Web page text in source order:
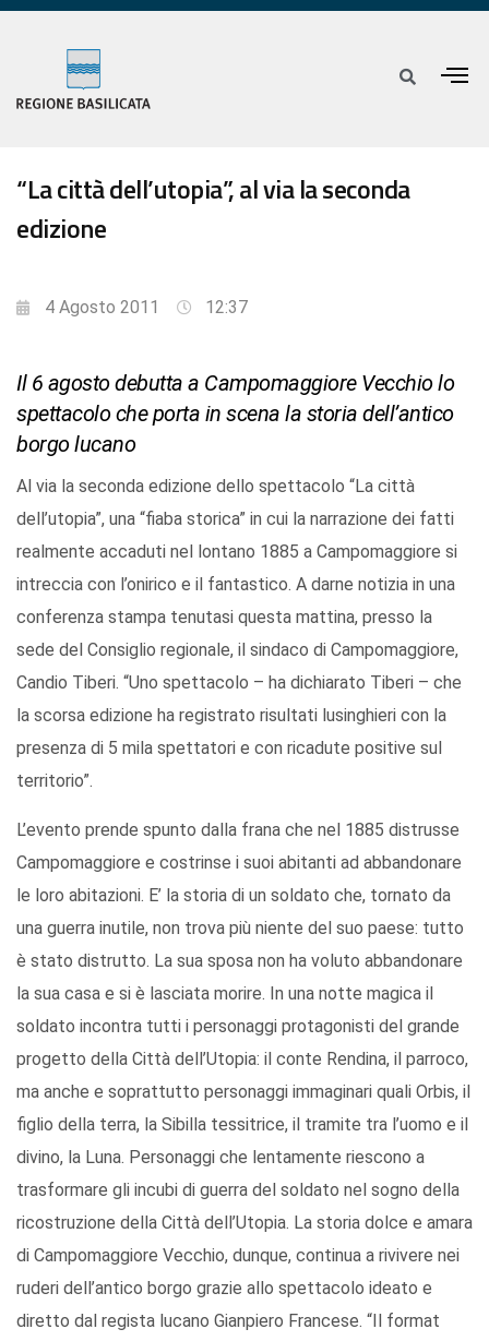
“La città dell’utopia”, al via la seconda
edizione
4 Agosto 2011 12:37
Il 6 agosto debutta a Campomaggiore Vecchio lo
spettacolo che porta in scena la storia dell’antico
borgo lucano
Al via la seconda edizione dello spettacolo “La città
dell’utopia”, una “fiaba storica” in cui la narrazione dei fatti
realmente accaduti nel lontano 1885 a Campomaggiore si
intreccia con l’onirico e il fantastico. A darne notizia in una
conferenza stampa tenutasi questa mattina, presso la
sede del Consiglio regionale, il sindaco di Campomaggiore,
Candio Tiberi. “Uno spettacolo – ha dichiarato Tiberi – che
la scorsa edizione ha registrato risultati lusinghieri con la
presenza di 5 mila spettatori e con ricadute positive sul
territorio”.
L’evento prende spunto dalla frana che nel 1885 distrusse
Campomaggiore e costrinse i suoi abitanti ad abbandonare
le loro abitazioni. E’ la storia di un soldato che, tornato da
una guerra inutile, non trova più niente del suo paese: tutto
è stato distrutto. La sua sposa non ha voluto abbandonare
la sua casa e si è lasciata morire. In una notte magica il
soldato incontra tutti i personaggi protagonisti del grande
progetto della Città dell’Utopia: il conte Rendina, il parroco,
ma anche e soprattutto personaggi immaginari quali Orbis, il
figlio della terra, la Sibilla tessitrice, il tramite tra l’uomo e il
divino, la Luna. Personaggi che lentamente riescono a
trasformare gli incubi di guerra del soldato nel sogno della
ricostruzione della Città dell’Utopia. La storia dolce e amara
di Campomaggiore Vecchio, dunque, continua a rivivere nei
ruderi dell’antico borgo grazie allo spettacolo ideato e
diretto dal regista lucano Gianpiero Francese. “Il format